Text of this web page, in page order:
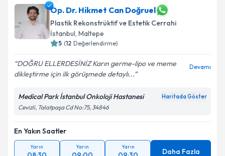
için bir takvim hazırlandığında e-posta ile
bilgilendireceğiz.
E-posta Adresiniz
Metni'ni okudum ve kişisel verilerimin belirtilen
kapsamda işlenmesini kabul ediyorum.
Takvim Talebini Gönder
Op. Dr. Hikmet Can Doğruel
Plastik Rekonstrüktif ve Estetik Cerrahi
İstanbul, Maltepe
5 (12 Değerlendirme)
DOĞRU ELLERDESİNİZ Karın germe-lipo ve meme
dikleştirme için ilk görüşmede detaylı...
Devamı
Medical Park İstanbul Onkoloji Hastanesi Haritada Göster
Cevizli, Talatpaşa Cd No:75, 34846
En Yakın Saatler
Yarın Yarın Yarın
Daha Fazla